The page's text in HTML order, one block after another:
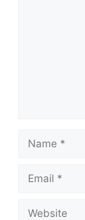
Name
Email
Website